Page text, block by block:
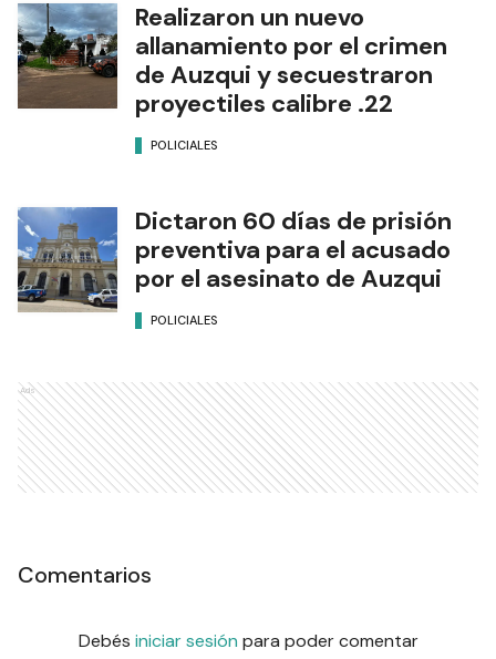
Realizaron un nuevo
allanamiento por el crimen
de Auzqui y secuestraron
proyectiles calibre .22
POLICIALES
Dictaron 60 días de prisión
preventiva para el acusado
por el asesinato de Auzqui
POLICIALES
Ads
Comentarios
Debés iniciar sesión para poder comentar